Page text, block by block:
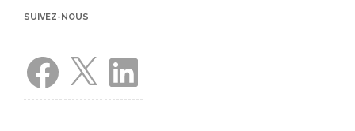
SUIVEZ-NOUS
Facebook LinkedIn